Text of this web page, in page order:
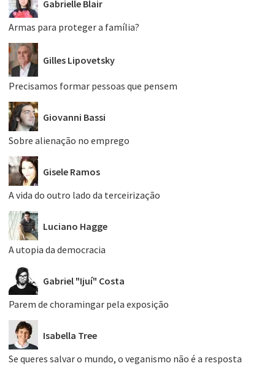
Gabrielle Blair
Armas para proteger a família?
Gilles Lipovetsky
Precisamos formar pessoas que pensem
Giovanni Bassi
Sobre alienação no emprego
Gisele Ramos
A vida do outro lado da terceirização
Luciano Hagge
A utopia da democracia
Gabriel "Ijuí" Costa
Parem de choramingar pela exposição
Isabella Tree
Se queres salvar o mundo, o veganismo não é a resposta